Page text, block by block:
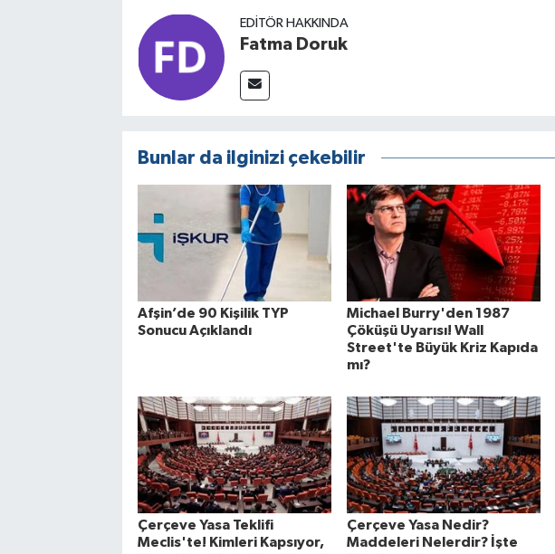
EDITÖR HAKKINDA
Fatma Doruk
Bunlar da ilginizi çekebilir
Afşin’de 90 Kişilik TYP
Sonucu Açıklandı
Michael Burry'den 1987
Çöküşü Uyarısı! Wall
Street'te Büyük Kriz Kapıda
mı?
Çerçeve Yasa Teklifi
Meclis'te! Kimleri Kapsıyor,
Çerçeve Yasa Nedir?
Maddeleri Nelerdir? İşte